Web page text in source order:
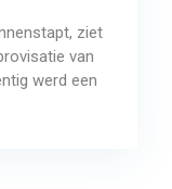
ziet
van
werd een